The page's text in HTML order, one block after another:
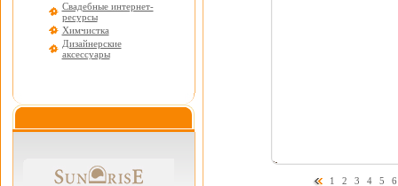
Свадебные интернет-
ресурсы
Химчистка
Дизайнерские
аксессуары
1 2 3 4 5
6